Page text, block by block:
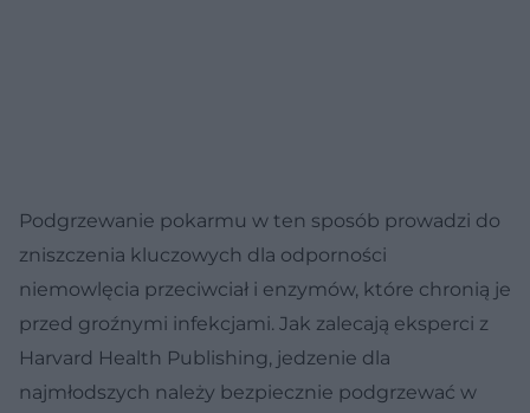
Podgrzewanie pokarmu w ten sposób prowadzi do
zniszczenia kluczowych dla odporności
niemowlęcia przeciwciał i enzymów, które chronią je
przed groźnymi infekcjami. Jak zalecają eksperci z
Harvard Health Publishing, jedzenie dla
najmłodszych należy bezpiecznie podgrzewać w